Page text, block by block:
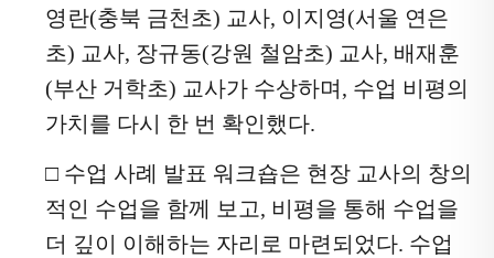
영란(충북 금천초) 교사, 이지영(서울 연은
초) 교사, 장규동(강원 철암초) 교사, 배재훈
(부산 거학초) 교사가 수상하며 , 수업 비평의
가치를 다시 한 번 확인했다.
□ 수업 사례 발표 워크숍은 현장 교사의 창의
적인 수업을 함께 보고, 비평을 통해 수업을
더 깊이 이해하는 자리로 마련되었다. 수업